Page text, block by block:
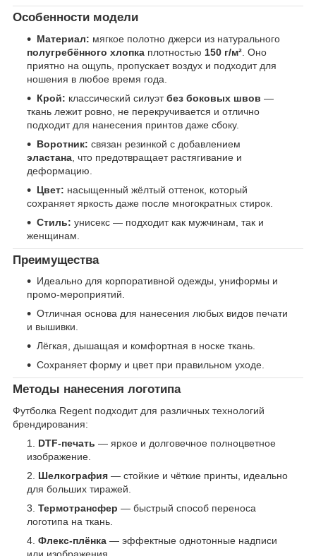
Особенности модели
Материал: мягкое полотно джерси из натурального
полугребённого хлопка плотностью 150 г/м² . Оно
приятно на ощупь, пропускает воздух и подходит для
ношения в любое время года.
Крой: классический силуэтбез боковых швов —
ткань лежит ровно, не перекручивается и отлично
подходит для нанесения принтов даже сбоку.
Воротник: связан резинкой с добавлением
эластана , что предотвращает растягивание и
деформацию.
Цвет: насыщенный жёлтый оттенок, который
сохраняет яркость даже после многократных стирок.
Стиль: унисекс — подходит как мужчинам, так и
женщинам.
Преимущества
Идеально для корпоративной одежды, униформы и
промо-мероприятий.
Отличная основа для нанесения любых видов печати
и вышивки.
Лёгкая, дышащая и комфортная в носке ткань.
Сохраняет форму и цвет при правильном уходе.
Методы нанесения логотипа
Футболка Regent подходит для различных технологий
брендирования:
DTF-печать — яркое и долговечное полноцветное
изображение.
Шелкография — стойкие и чёткие принты, идеально
для больших тиражей.
Термотрансфер — быстрый способ переноса
логотипа на ткань.
Флекс-плёнка — эффектные однотонные надписи